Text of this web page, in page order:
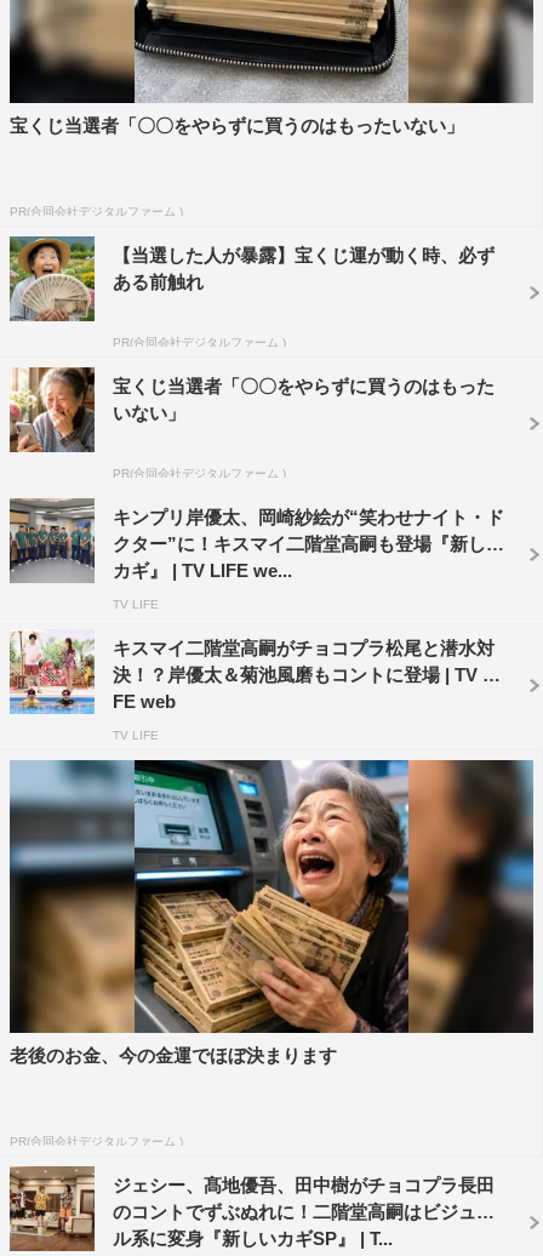
また、これまで2度放送し、話題を呼んだコント「笑わせ
ト・ドクター』のパロディとなっており、レギュラーメン
バーに加え、現在ドラマに出演中の岸、岡崎らも参加。
常に患者を笑顔にするという任務を背負っている「笑わせ
ドクターを大喜利方式で探し出すという体当たりコント
だ。今回、岸に課されたのは、“昨日の思い出”を五七五の
川柳で答えるというお題。そんなむちゃぶりに対し、岸が
ひねり出した爆笑川柳は果たして…。
おなじみの「ぶっとび！飛美男くん」では、二階堂がれい
なちゃん（鷲見）の幼なじみ・たかし役で再び登場し、飛
美男（松尾駿）とローラースケートで勝負する。華麗なス
ケート技術で魅せる二階堂に、飛美男はどう対抗するの
か。そしてコントの最後には、今後の展開を予想させる謎
の予告も。
R&R』（2000年〜2006年／フジテレビ系）に登場してい
た、ゴリ演じる人気キャラクター・ゴリエが15年ぶりに登
場。松尾とせいやを従えて、久しぶりに「Pecori Night」
を披露するほか、15年前のフィーバーぶりを紹介した
宝くじ当選者「〇〇をやらずに買うのはもったいない」
PR(合同会社デジタルファーム )
【当選した人が暴露】宝くじ運が動く時、必ず
ある前触れ
PR(合同会社デジタルファーム )
宝くじ当選者「〇〇をやらずに買うのはもった
いない」
PR(合同会社デジタルファーム )
キンプリ岸優太、岡崎紗絵が“笑わせナイト・ド
クター”に！キスマイ二階堂高嗣も登場『新しい
カギ』 | TV LIFE we...
TV LIFE
キスマイ二階堂高嗣がチョコプラ松尾と潜水対
決！？岸優太＆菊池風磨もコントに登場 | TV LI
FE web
TV LIFE
老後のお金、今の金運でほぼ決まります
PR(合同会社デジタルファーム )
ジェシー、髙地優吾、田中樹がチョコプラ長田
のコントでずぶぬれに！二階堂高嗣はビジュア
ル系に変身『新しいカギSP』 | T...